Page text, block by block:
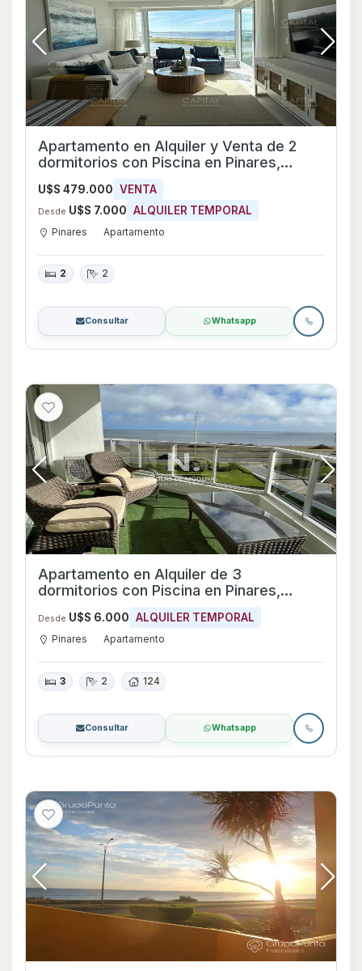
Apartamento en Alquiler y Venta de 2
dormitorios con Piscina en Pinares,
Maldonado
U$S 479.000 VENTA
Desde U$S 7.000 ALQUILER TEMPORAL
Pinares Apartamento
2 2
Consultar Whatsapp
Apartamento en Alquiler de 3
dormitorios con Piscina en Pinares,
Desde U$S 6.000 ALQUILER TEMPORAL
Pinares Apartamento
3 2 124
Consultar Whatsapp